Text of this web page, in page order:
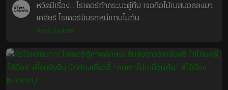
หวิดมีเรื่อง... ไรเดอร์ท้ากระบะตู้ทึบ เจอถือไม้เบสบอลลงมา
เคลียร์ ไรเดอร์ขับรถหนีแทบไม่ทัน
#ประกันมะเร็ง
News Update